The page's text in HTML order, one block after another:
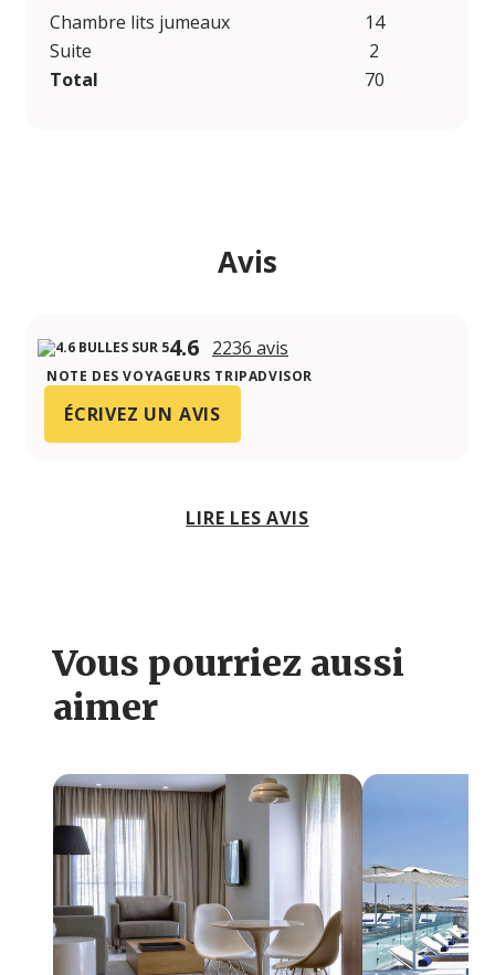
Chambre lits jumeaux
14
Suite
2
Total
70
Avis
4.6 2236 avis
NOTE DES VOYAGEURS TRIPADVISOR
ÉCRIVEZ UN AVIS
LIRE LES AVIS
Vous pourriez aussi
aimer